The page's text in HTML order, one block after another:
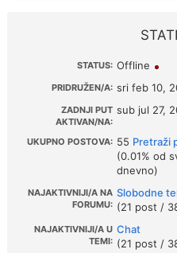
STATUS: Offline
PRIDRUŽEN/A: sri feb 10,
ZADNJI PUT
AKTIVAN/NA:
sub jul 27,
UKUPNO POSTOVA: 55 Pretraži
(0.01% od
dnevno)
NAJAKTIVNIJI/A NA
FORUMU:
Slobodne
(21 post /
NAJAKTIVNIJI/A U
TEMI:
Chat
(21 post /